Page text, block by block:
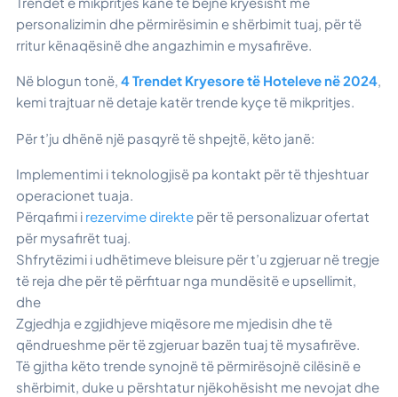
personalizimin dhe përmirësimin e shërbimit tuaj, për të
rritur kënaqësinë dhe angazhimin e mysafirëve.
Në blogun tonë, 4 Trendet Kryesore të Hoteleve në 2024,
kemi trajtuar në detaje katër trende kyçe të mikpritjes.
Për t’ju dhënë një pasqyrë të shpejtë, këto janë:
Implementimi i teknologjisë pa kontakt për të thjeshtuar
operacionet tuaja.
Përqafimi i rezervime direkte për të personalizuar ofertat
për mysafirët tuaj.
Shfrytëzimi i udhëtimeve bleisure për t’u zgjeruar në tregje
të reja dhe për të përfituar nga mundësitë e upsellimit,
dhe
Zgjedhja e zgjidhjeve miqësore me mjedisin dhe të
qëndrueshme për të zgjeruar bazën tuaj të mysafirëve.
Të gjitha këto trende synojnë të përmirësojnë cilësinë e
shërbimit, duke u përshtatur njëkohësisht me nevojat dhe